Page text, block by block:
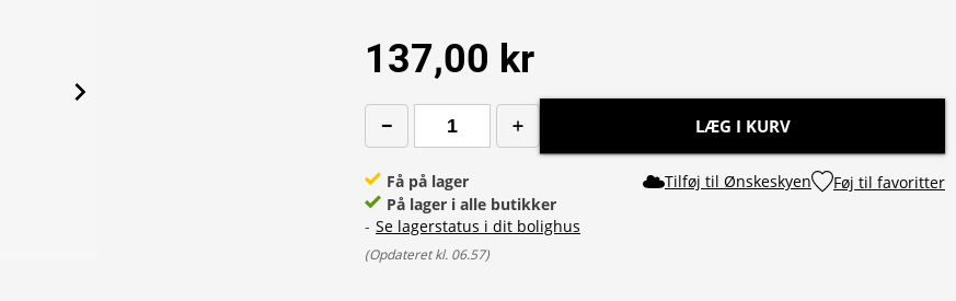
137,00 kr
LÆG I KURV
Få på lager
På lager i alle butikker
- Se lagerstatus i dit bolighus
(Opdateret kl. 06.57)
Tilføj til Ønskeskyen Føj til favoritter